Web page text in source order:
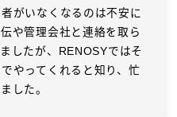
がいなくなるのは不安に
や管理会社と連絡を取ら
したが、RENOSYではそ
やってくれると知り、忙
した。